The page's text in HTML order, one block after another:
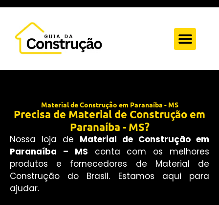
Material de Construção em Paranaíba - MS
Precisa de Material de Construção em
Paranaíba - MS?
Nossa loja de Material de Construção em
Paranaíba – MS conta com os melhores
produtos e fornecedores de Material de
Construção do Brasil. Estamos aqui para
ajudar.